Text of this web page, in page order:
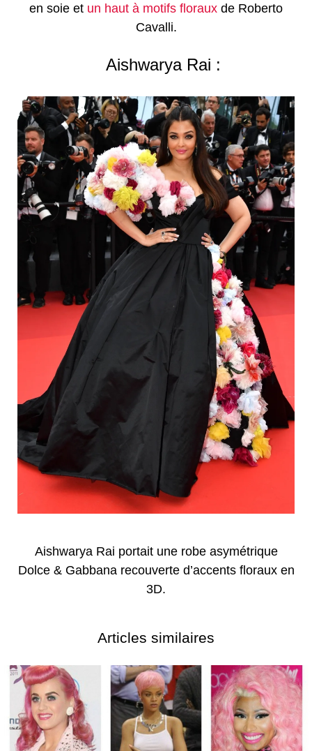
en soie et un haut à motifs floraux de Roberto
Cavalli.
Aishwarya Rai :
Aishwarya Rai portait une robe asymétrique
Dolce & Gabbana recouverte d’accents floraux en
3D.
Articles similaires